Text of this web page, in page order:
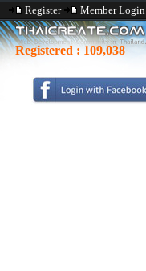
Register Member Login
Registered : 109,038